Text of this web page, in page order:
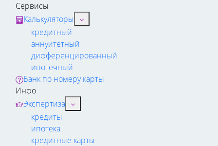
Сервисы
Калькуляторы
кредитный
аннуитетный
дифференцированный
ипотечный
Банк по номеру карты
Инфо
Экспертиза
кредиты
ипотека
кредитные карты